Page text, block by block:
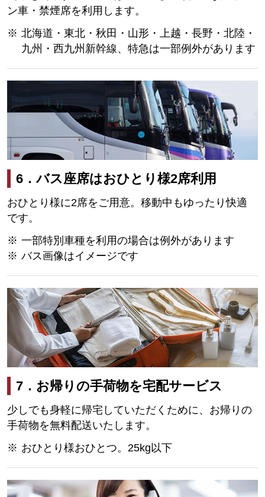
ン車・禁煙席を利用します。
北海道・東北・秋田・山形・上越・長野・北陸・
九州・西九州新幹線、特急は一部例外があります
6．バス座席はおひとり様2席利用
おひとり様に2席をご用意。移動中もゆったり快適
です。
一部特別車種を利用の場合は例外があります
バス画像はイメージです
7．お帰りの手荷物を宅配サービス
少しでも身軽に帰宅していただくために、お帰りの
手荷物を無料配送いたします。
おひとり様おひとつ。25kg以下